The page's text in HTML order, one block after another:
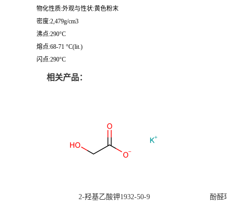
物化性质:外观与性状:黄色粉末
密度:2,479g/cm3
沸点:290°C
熔点:68-71 °C(lit.)
闪点:290°C
相关产品：
2-羟基乙酸钾1932-50-9 酚醛